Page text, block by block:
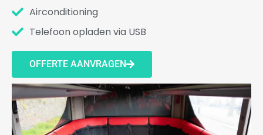
Airconditioning
Telefoon opladen via USB
OFFERTE AANVRAGEN